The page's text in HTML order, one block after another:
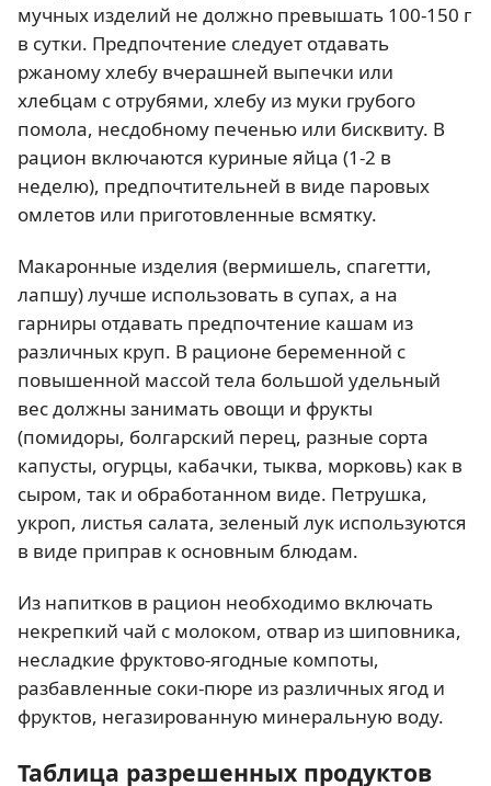
мучных изделий не должно превышать 100-150 г
в сутки. Предпочтение следует отдавать
ржаному хлебу вчерашней выпечки или
хлебцам с отрубями, хлебу из муки грубого
помола, несдобному печенью или бисквиту. В
рацион включаются куриные яйца (1-2 в
неделю), предпочтительней в виде паровых
омлетов или приготовленные всмятку.
Макаронные изделия (вермишель, спагетти,
лапшу) лучше использовать в супах, а на
гарниры отдавать предпочтение кашам из
различных круп. В рационе беременной с
повышенной массой тела большой удельный
вес должны занимать овощи и фрукты
(помидоры, болгарский перец, разные сорта
капусты, огурцы, кабачки, тыква, морковь) как в
сыром, так и обработанном виде. Петрушка,
укроп, листья салата, зеленый лук используются
в виде приправ к основным блюдам.
Из напитков в рацион необходимо включать
некрепкий чай с молоком, отвар из шиповника,
несладкие фруктово-ягодные компоты,
разбавленные соки-пюре из различных ягод и
фруктов, негазированную минеральную воду.
Таблица разрешенных продуктов